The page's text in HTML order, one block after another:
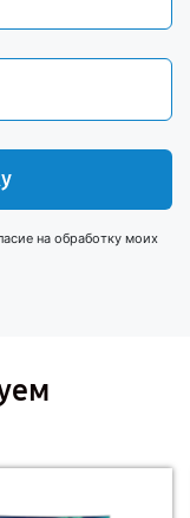
на обработку моих